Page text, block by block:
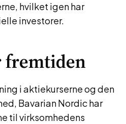
hvilket igen har
investorer.
fremtiden
i aktiekurserne og den
Bavarian Nordic har
til virksomhedens